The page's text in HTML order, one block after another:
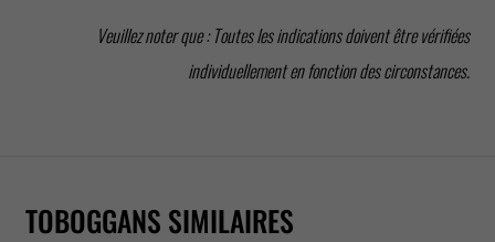
Veuillez noter que : Toutes les indications doivent être vérifiées
individuellement en fonction des circonstances.
TOBOGGANS SIMILAIRES
RIVER
XSLIDE